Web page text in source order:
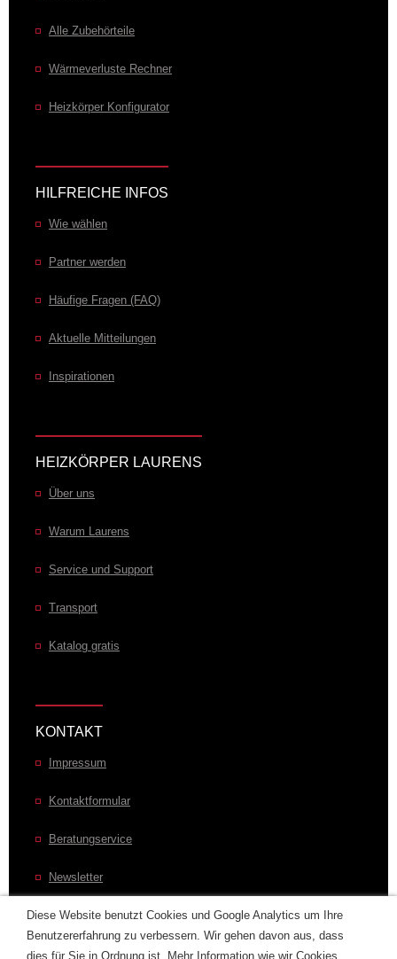
Weiss
Alle Zubehörteile
Wärmeverluste Rechner
Heizkörper Konfigurator
HILFREICHE INFOS
Wie wählen
Partner werden
Häufige Fragen (FAQ)
Aktuelle Mitteilungen
Inspirationen
HEIZKÖRPER LAURENS
Über uns
Warum Laurens
Service und Support
Transport
Katalog gratis
KONTAKT
Impressum
Kontaktformular
Beratungservice
Newsletter
Laurens im Welt
Diese Website benutzt Cookies und Google Analytics um Ihre
Benutzererfahrung zu verbessern. Wir gehen davon aus, dass
dies für Sie in Ordnung ist. Mehr Information wie wir Cookies